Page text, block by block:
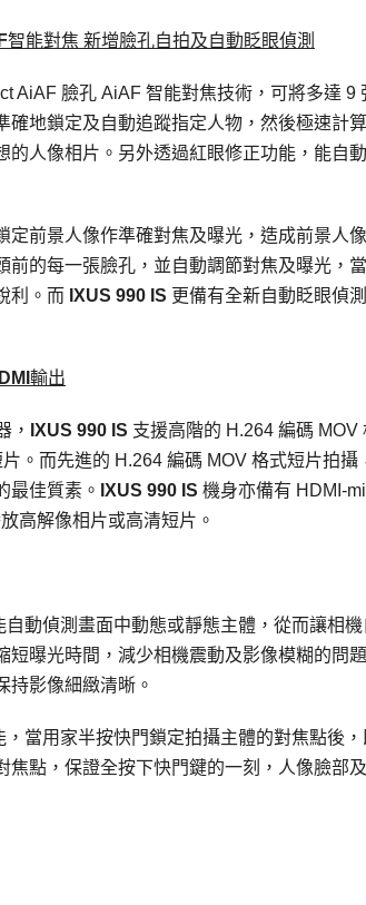
智能對焦 新增臉孔自拍及自動眨眼偵測
AiAF 臉孔 AiAF 智能對焦技術，可將多達
確地鎖定及自動追蹤指定人物，然後極速計
的人像相片。另外透過紅眼修正功能，能自
定前景人像作準確對焦及曝光，造成前景人
前的每一張臉孔，並自動調節對焦及曝光，
利。而 IXUS 990 IS 更備有全新自動眨眼偵
輸出
， IXUS 990 IS 支援高階的 H.264 編碼
。而先進的 H.264 編碼 MOV 格式短片拍
最佳質素。 IXUS 990 IS 機身亦備有 HDMI-
高解像相片或高清短片。
動偵測畫面中動態或靜態主體，從而讓相
短曝光時間，減少相機震動及影像模糊的問
持影像細緻清晰。
，當用家半按快門鎖定拍攝主體的對焦點後
點，保證全按下快門鍵的一刻，人像臉部